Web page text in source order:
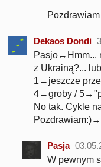
Pozdrawiam
Dekaos Dondi
Pasjo↔Hmm...
z Ukrainą?...
1→jeszcze
4→groby /
No tak. Cykle
Pasja
W pewnym